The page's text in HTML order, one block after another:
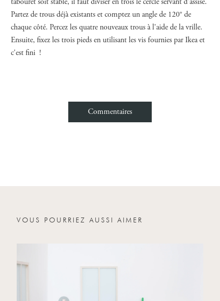
Partez de trous déjà existants et comptez un angle de 120° de
chaque côté. Percez les quatre nouveaux trous à l'aide de la vrille.
Ensuite, fixez les trois pieds en utilisant les vis fournies par Ikea et
c'est fini !
Commentaires
Votre message
VOUS POURRIEZ AUSSI AIMER